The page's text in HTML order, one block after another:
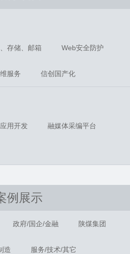
存储、邮箱 Web安全防护
服务 信创国产化
用开发 融媒体采编平台
例展示
政府/国企/金融 陕煤集团
造 服务/技术/其它